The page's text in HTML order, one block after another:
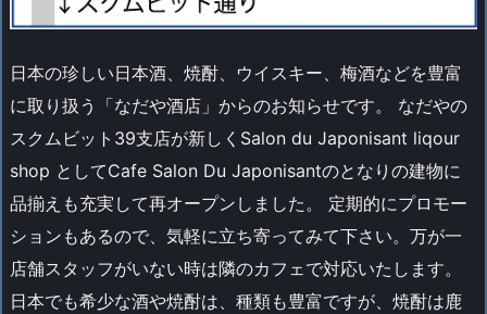
日本の珍しい日本酒、焼酎、ウイスキー、梅酒などを豊富
に取り扱う「なだや酒店」からのお知らせです。 なだやの
スクムビット39支店が新しくSalon du Japonisant liqour
shop としてCafe Salon Du Japonisantのとなりの建物に
品揃えも充実して再オープンしました。 定期的にプロモー
ションもあるので、気軽に立ち寄ってみて下さい。万が一
店舗スタッフがいない時は隣のカフェで対応いたします。
日本でも希少な酒や焼酎は、種類も豊富ですが、焼酎は鹿